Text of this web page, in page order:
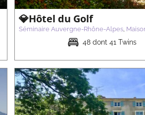
💎Hôtel du Golf
Séminaire Auvergne-Rhône-Alpes,
48 dont 41 Twins